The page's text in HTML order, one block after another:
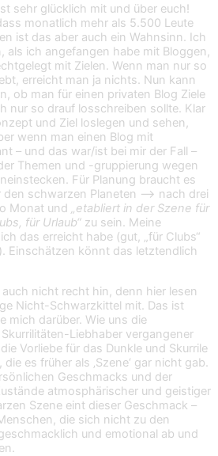
sehr glücklich mit und über euch!
monatlich mehr als 5.500 Leute
ist das aber auch ein Wahnsinn. Ich
als ich angefangen habe mit Bloggen,
mit Zielen. Wenn man nur so
erreicht man ja nichts. Nun kann
ob man für einen privaten Blog Ziele
nur so drauf losschreiben sollte. Klar
und Ziel loslegen und sehen,
wenn man einen Blog mit
– und das war/ist bei mir der Fall –
Themen und -gruppierung wegen
Für Planung braucht es
den schwarzen Planeten –> nach drei
Monat und „etabliert in der Szene für
für Urlaub“ zu sein. Meine
das erreicht habe (gut, „für Clubs“
Einschätzen könnt das letztendlich
auch nicht recht hin, denn hier lesen
Nicht-Schwarzkittel mit. Das ist
mich darüber. Wie uns die
Liebhaber vergangener
Vorliebe für das Dunkle und Skurrile
es früher als ‚Szene‘ gar nicht gab.
Geschmacks und der
atmosphärischer und geistiger
Szene eint dieser Geschmack –
die sich nicht zu den
und emotional ab und